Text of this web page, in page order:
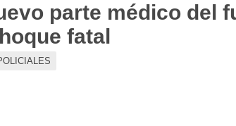
parte médico del
fatal